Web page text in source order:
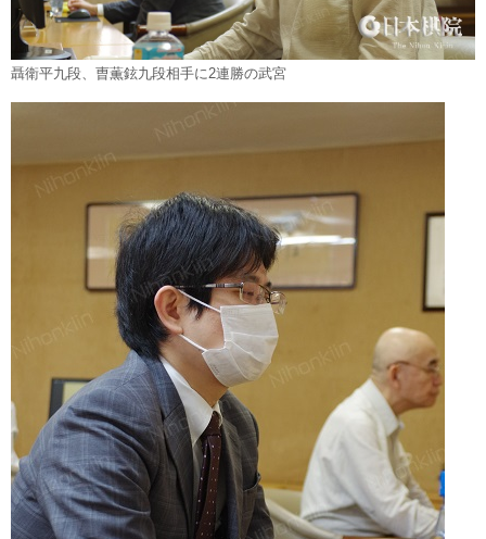
聶衛平九段、曺薫鉉九段相手に2連勝の武宮